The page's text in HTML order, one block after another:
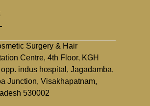
Surgery & Hair
Centre, 4th Floor, KGH
indus hospital, Jagadamba,
Junction, Visakhapatnam,
530002